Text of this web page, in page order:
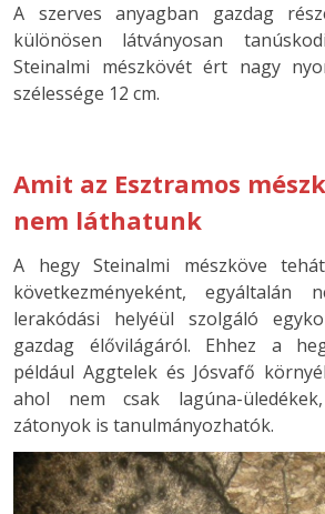
A szerves anyagban gazdag
különösen látványosan
Steinalmi mészkövét ért nagy
szélessége 12 cm.
Amit az Esztramos
nem láthatunk
A hegy Steinalmi mészköve
következményeként,
lerakódási helyéül szolgáló
gazdag élővilágáról. Ehhez a
például Aggtelek és Jósvafő
ahol nem csak lagúna-
zátonyok is tanulmányozhatók.